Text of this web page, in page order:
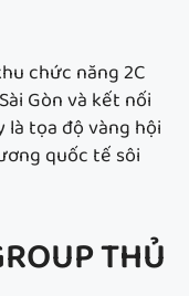
chức năng 2C
Gòn và kết nối
là tọa độ vàng hội
quốc tế sôi
THỦ